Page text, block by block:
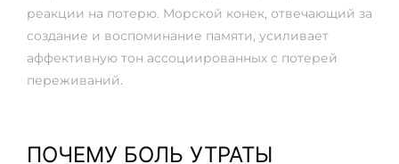
реакции на потерю. Морской конек, отвечающий за
создание и воспоминание памяти, усиливает
аффективную тон ассоциированных с потерей
переживаний.
ПОЧЕМУ БОЛЬ УТРАТЫ